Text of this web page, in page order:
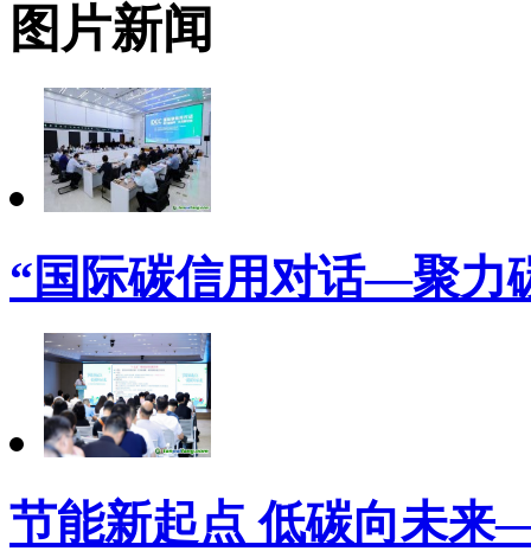
图片新闻
“国际碳信用对话—聚力
节能新起点 低碳向未